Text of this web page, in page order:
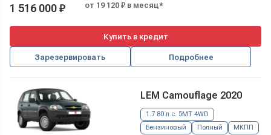
1 516 000 ₽ от 19 120 ₽ в месяц*
Купить в кредит
Зарезервировать Подробнее
LEM Camouflage 2020
1.7 80 л.с. 5MT 4WD
Бензиновый
Полный МКПП